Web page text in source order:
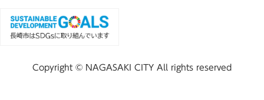
Copyright © NAGASAKI CITY All rights reserved